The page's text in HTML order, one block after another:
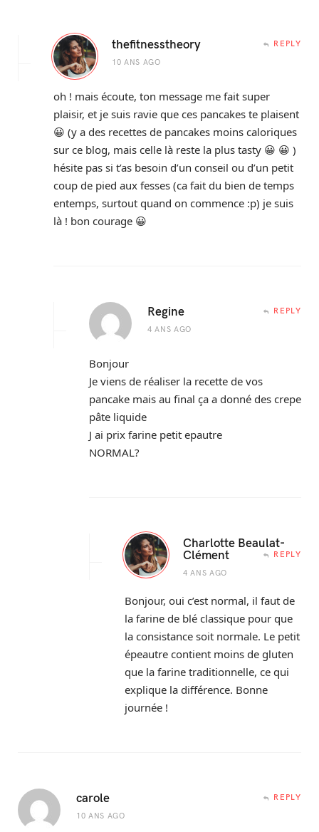
thefitnesstheory
10 ANS AGO
REPLY
oh ! mais écoute, ton message me fait super
plaisir, et je suis ravie que ces pancakes te plaisent
😀 (y a des recettes de pancakes moins caloriques
sur ce blog, mais celle là reste la plus tasty 😀 😀 )
hésite pas si t’as besoin d’un conseil ou d’un petit
coup de pied aux fesses (ca fait du bien de temps
entemps, surtout quand on commence :p) je suis
là ! bon courage 😀
Regine
4 ANS AGO
REPLY
Bonjour
Je viens de réaliser la recette de vos
pancake mais au final ça a donné des crepe
pâte liquide
J ai prix farine petit epautre
NORMAL?
Charlotte Beaulat-
Clément
4 ANS AGO
REPLY
Bonjour, oui c’est normal, il faut de
la farine de blé classique pour que
la consistance soit normale. Le petit
épeautre contient moins de gluten
que la farine traditionnelle, ce qui
explique la différence. Bonne
journée !
carole
10 ANS AGO
REPLY